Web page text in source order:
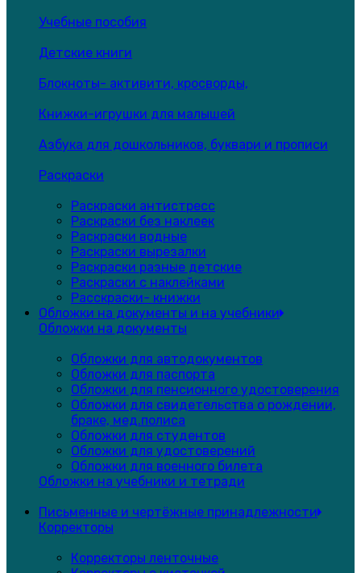
Учебные пособия
Детские книги
Блокноты- активити, кросворды,
Книжки-игрушки для малышей
Азбука для дошкольников, буквари и прописи
Раскраски
Раскраски антистресс
Раскраски без наклеек
Раскраски водные
Раскраски вырезалки
Раскраски разные детские
Раскраски с наклейками
Расскраски- книжки
Обложки на документы и на учебники
Обложки на документы
Обложки для автодокументов
Обложки для паспорта
Обложки для пенсионного удостоверения
Обложки для свидетельства о рождении,
браке, мед.полиса
Обложки для студентов
Обложки для удостоверений
Обложки для военного билета
Обложки на учебники и тетради
Письменные и чертёжные принадлежности
Корректоры
Корректоры ленточные